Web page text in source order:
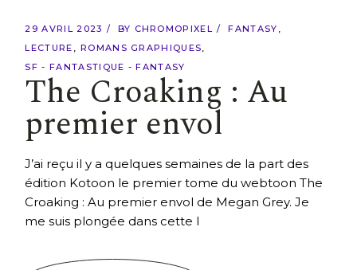
29 AVRIL 2023 BY CHROMOPIXEL
FANTASY
LECTURE
ROMANS GRAPHIQUES
SF - FANTASTIQUE - FANTASY
The Croaking : Au
premier envol
J’ai reçu il y a quelques semaines de la part des
édition Kotoon le premier tome du webtoon The
Croaking : Au premier envol de Megan Grey. Je
me suis plongée dans cette l